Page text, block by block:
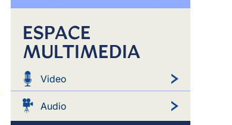
ESPACE
MULTIMEDIA
Video
Audio